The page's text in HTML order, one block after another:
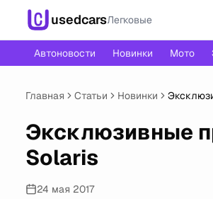
usedcarsЛегковые
Автоновости Новинки Мото
Главная Статьи Новинки
Эксклюзивные
Solaris
24 мая 2017